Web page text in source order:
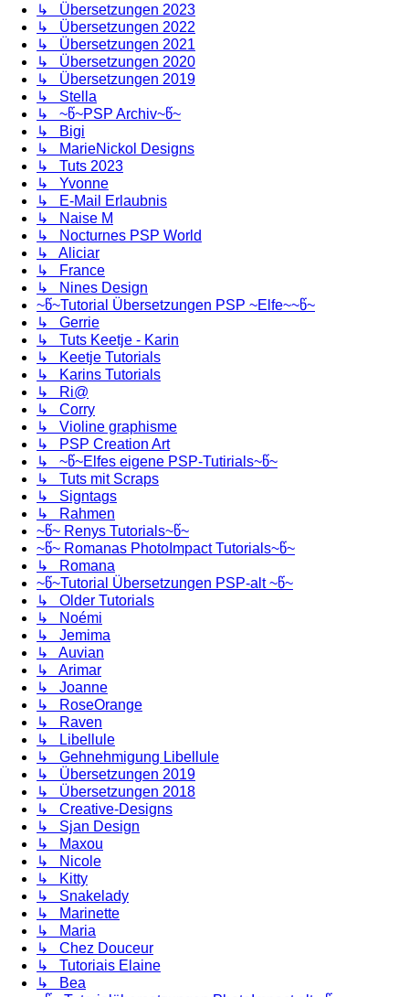
↳ Übersetzungen 2023
↳ Übersetzungen 2022
↳ Übersetzungen 2021
↳ Übersetzungen 2020
↳ Übersetzungen 2019
↳ Stella
↳ ~წ~PSP Archiv~წ~
↳ Bigi
↳ MarieNickol Designs
↳ Tuts 2023
↳ Yvonne
↳ E-Mail Erlaubnis
↳ Naise M
↳ Nocturnes PSP World
↳ Aliciar
↳ France
↳ Nines Design
~წ~Tutorial Übersetzungen PSP ~Elfe~~წ~
↳ Gerrie
↳ Tuts Keetje - Karin
↳ Keetje Tutorials
↳ Karins Tutorials
↳ Ri@
↳ Corry
↳ Violine graphisme
↳ PSP Creation Art
↳ ~წ~Elfes eigene PSP-Tutirials~წ~
↳ Tuts mit Scraps
↳ Signtags
↳ Rahmen
~წ~ Renys Tutorials~წ~
~წ~ Romanas PhotoImpact Tutorials~წ~
↳ Romana
~წ~Tutorial Übersetzungen PSP-alt ~წ~
↳ Older Tutorials
↳ Noémi
↳ Jemima
↳ Auvian
↳ Arimar
↳ Joanne
↳ RoseOrange
↳ Raven
↳ Libellule
↳ Gehnehmigung Libellule
↳ Übersetzungen 2019
↳ Übersetzungen 2018
↳ Creative-Designs
↳ Sjan Design
↳ Maxou
↳ Nicole
↳ Kitty
↳ Snakelady
↳ Marinette
↳ Maria
↳ Chez Douceur
↳ Tutoriais Elaine
↳ Bea